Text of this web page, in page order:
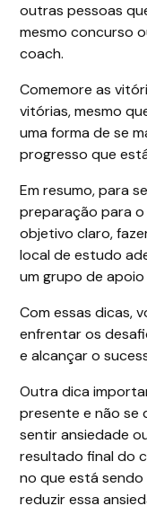
outras pessoas
mesmo concurso
coach.
Comemore as
vitórias, mesmo
uma forma de se
progresso que
Em resumo, para
preparação para
objetivo claro,
local de estudo
um grupo de
Com essas dicas,
enfrentar os
e alcançar o
Outra dica
presente e não se
sentir ansiedade
resultado final do
no que está
reduzir essa